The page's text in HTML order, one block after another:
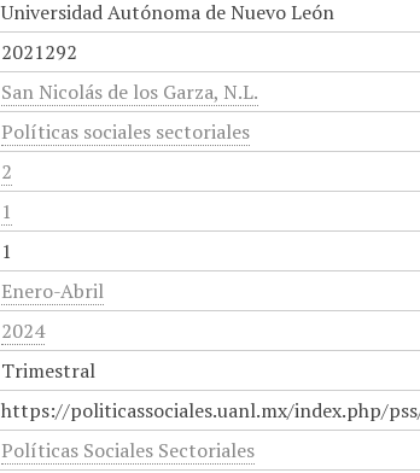
Universidad Autónoma de Nuevo León
2021292
San Nicolás de los Garza, N.L.
Políticas sociales sectoriales
2
1
1
Enero-Abril
2024
Trimestral
https://politicassociales.uanl.mx/index.php/
Políticas Sociales Sectoriales